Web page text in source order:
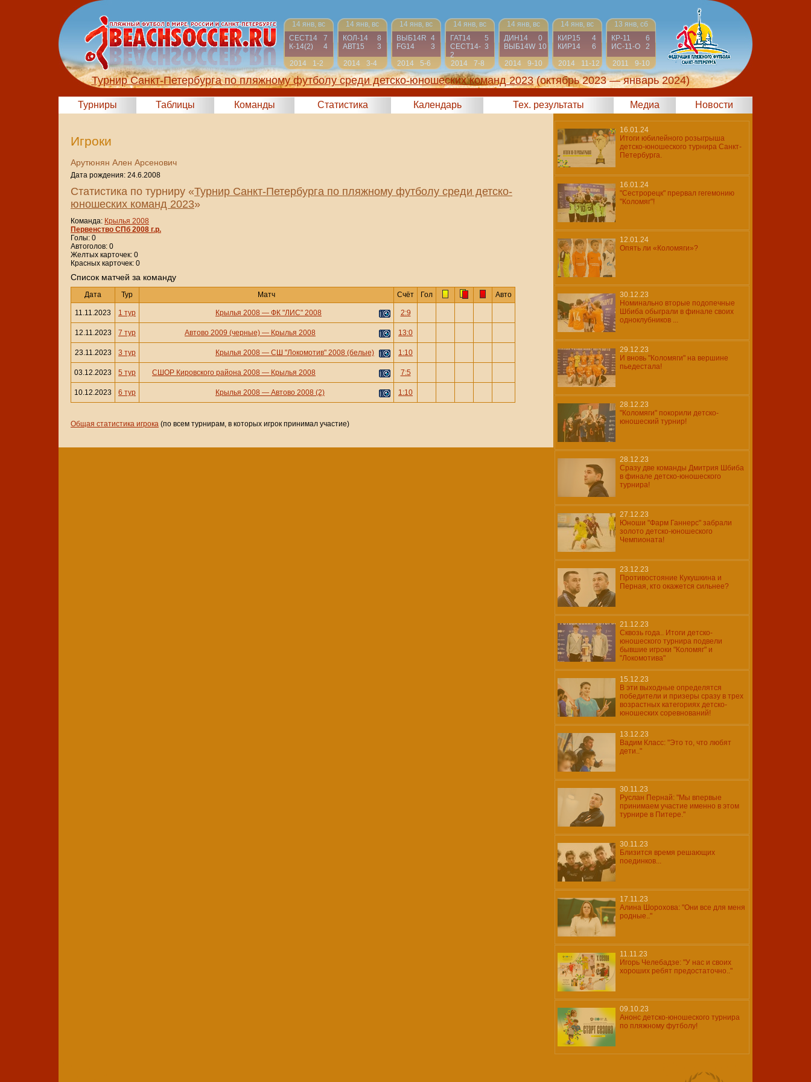
14 янв, вс
СЕСТ14
7
К-14(2)
4
2014
1-2
14 янв, вс
КОЛ-14
8
АВТ15
3
2014
3-4
14 янв, вс
ВЫБ14R 4
FG14
3
2014
5-6
14 янв, вс
ГАТ14
5
СЕСТ14-
2
3
2014
7-8
14 янв, вс
ДИН14
0
ВЫБ14W 10
2014
9-10
14 янв, вс
КИР15
4
КИР14
6
2014
11-12
13 янв, сб
КР-11
6
ИС-11-О
2
2011
9-10
Турнир Санкт-Петербурга по пляжному футболу среди детско-юношеских команд 2023 (октябрь 2023 — январь 2024)
Турниры Таблицы Команды Статистика Календарь Тех. результаты Медиа Новости
Игроки
Арутюнян Ален Арсенович
Дата рождения: 24.6.2008
Статистика по турниру «Турнир Санкт-Петербурга по пляжному футболу среди детско-
юношеских команд 2023»
Команда: Крылья 2008
Первенство СПб 2008 г.р.
Голы: 0
Автоголов: 0
Желтых карточек: 0
Красных карточек: 0
Cписок матчей за команду
Дата Тур Матч Счёт Гол Авто
11.11.2023 1 тур Крылья 2008 — ФК "ЛИС" 2008 2:9
12.11.2023 7 тур Автово 2009 (черные) — Крылья 2008 13:0
23.11.2023 3 тур Крылья 2008 — СШ "Локомотив" 2008 (белые) 1:10
03.12.2023 5 тур СШОР Кировского района 2008 — Крылья 2008 7:5
10.12.2023 6 тур Крылья 2008 — Автово 2008 (2) 1:10
Общая статистика игрока (по всем турнирам, в которых игрок принимал участие)
16.01.24
Итоги юбилейного розыгрыша
детско-юношеского турнира Санкт-
Петербурга.
16.01.24
"Сестрорецк" прервал гегемонию
"Коломяг"!
12.01.24
Опять ли «Коломяги»?
30.12.23
Номинально вторые подопечные
Шбиба обыграли в финале своих
одноклубников ...
29.12.23
И вновь "Коломяги" на вершине
пьедестала!
28.12.23
"Коломяги" покорили детско-
юношеский турнир!
28.12.23
Сразу две команды Дмитрия Шбиба
в финале детско-юношеского
турнира!
27.12.23
Юноши "Фарм Ганнерс" забрали
золото детско-юношеского
Чемпионата!
23.12.23
Противостояние Кукушкина и
Перная, кто окажется сильнее?
21.12.23
Сквозь года.. Итоги детско-
юношеского турнира подвели
бывшие игроки "Коломяг" и
"Локомотива"
15.12.23
В эти выходные определятся
победители и призеры сразу в трех
возрастных категориях детско-
юношеских соревнований!
13.12.23
Вадим Класс: "Это то, что любят
дети.."
30.11.23
Руслан Пернай: "Мы впервые
принимаем участие именно в этом
турнире в Питере."
30.11.23
Близится время решающих
поединков...
17.11.23
Алина Шорохова: "Они все для меня
родные.."
11.11.23
Игорь Челебадзе: "У нас и своих
хороших ребят предостаточно.."
09.10.23
Анонс детско-юношеского турнира
по пляжному футболу!